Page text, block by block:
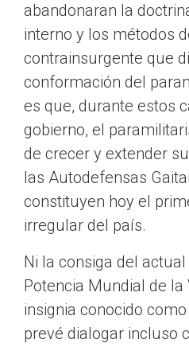
abandonaran la
interno y los métodos
contrainsurgente que
conformación del
es que, durante estos
gobierno, el
de crecer y extender
las Autodefensas
constituyen hoy el
irregular del país.
Ni la consiga del actual
Potencia Mundial de la
insignia conocido
prevé dialogar incluso